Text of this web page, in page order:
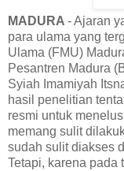
MADURA - Ajaran
para ulama yang
Ulama (FMU)
Pesantren Madura
Syiah Imamiyah
hasil penelitian
resmi untuk
memang sulit
sudah sulit diakses
Tetapi, karena pada